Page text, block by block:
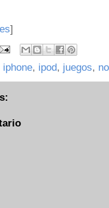
]
iphone, ipod, juegos,